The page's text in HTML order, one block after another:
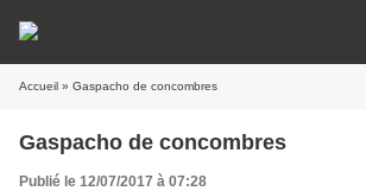
Accueil » Gaspacho de concombres
Gaspacho de concombres
Publié le 12/07/2017 à 07:28